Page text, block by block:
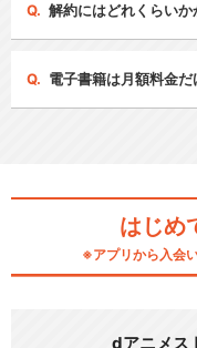
解約にはどれくらいか
電子書籍は月額料金
はじめ
※アプリから入会
dアニメス